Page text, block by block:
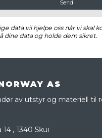
Send
data vil hjelpe oss når vi skal
dine data og holde dem sikret.
AS
av utstyr og materiell til
14 , 1340 Skui